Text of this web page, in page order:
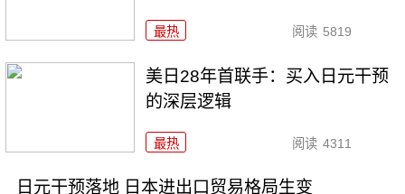
最热 阅读 5819
美日28年首联手：买入日元干预
的深层逻辑
最热 阅读 4311
日元干预落地 日本进出口贸易格局生变